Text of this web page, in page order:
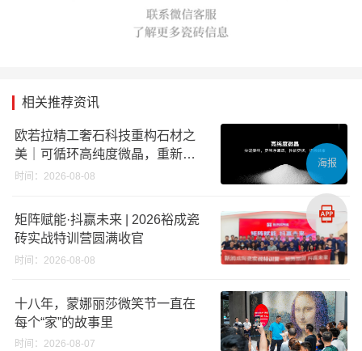
相关推荐资讯
欧若拉精工奢石科技重构石材之
美｜可循环高纯度微晶，重新定
义高端奢石原料
时间：2026-08-08
矩阵赋能·抖赢未来 | 2026裕成瓷
砖实战特训营圆满收官
时间：2026-08-08
十八年，蒙娜丽莎微笑节一直在
每个“家”的故事里
时间：2026-08-07
海报